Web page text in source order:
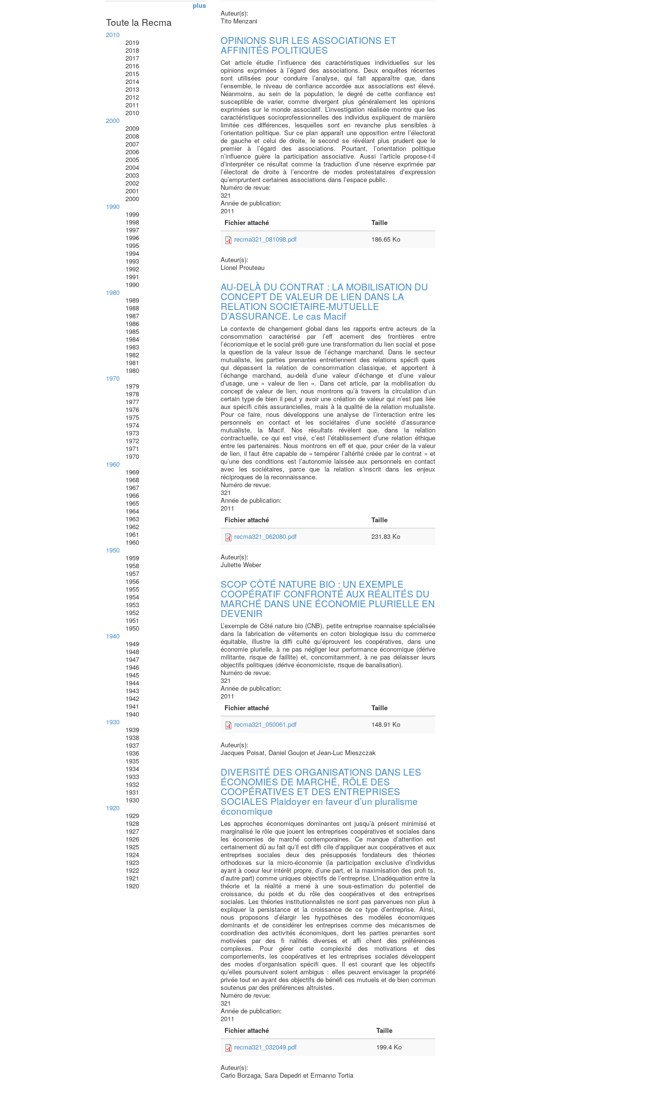
plus
Toute la Recma
2010
2019
2018
2017
2016
2015
2014
2013
2012
2011
2010
2000
2009
2008
2007
2006
2005
2004
2003
2002
2001
2000
1990
1999
1998
1997
1996
1995
1994
1993
1992
1991
1990
1980
1989
1988
1987
1986
1985
1984
1983
1982
1981
1980
1970
1979
1978
1977
1976
1975
1974
1973
1972
1971
1970
1960
1969
1968
1967
1966
1965
1964
1963
1962
1961
1960
1950
1959
1958
1957
1956
1955
1954
1953
1952
1951
1950
1940
1949
1948
1947
1946
1945
1944
1943
1942
1941
1940
1930
1939
1938
1937
1936
1935
1934
1933
1932
1931
1930
1920
1929
1928
1927
1926
1925
1924
1923
1922
1921
1920
Auteur(s):
Tito Menzani
OPINIONS SUR LES ASSOCIATIONS ET
AFFINITÉS POLITIQUES
Cet article étudie l’influence des caractéristiques individuelles sur les
opinions exprimées à l’égard des associations. Deux enquêtes récentes
sont utilisées pour conduire l’analyse, qui fait apparaître que, dans
l’ensemble, le niveau de confiance accordée aux associations est élevé.
Néanmoins, au sein de la population, le degré de cette confiance est
susceptible de varier, comme divergent plus généralement les opinions
exprimées sur le monde associatif. L’investigation réalisée montre que les
caractéristiques socioprofessionnelles des individus expliquent de manière
limitée ces différences, lesquelles sont en revanche plus sensibles à
l’orientation politique. Sur ce plan apparaît une opposition entre l’électorat
de gauche et celui de droite, le second se révélant plus prudent que le
premier à l’égard des associations. Pourtant, l’orientation politique
n’influence guère la participation associative. Aussi l’article propose-t-il
d’interpréter ce résultat comme la traduction d’une réserve exprimée par
l’électorat de droite à l’encontre de modes protestataires d’expression
qu’empruntent certaines associations dans l’espace public.
Numéro de revue:
321
Année de publication:
2011
Fichier attaché
Taille
recma321_081098.pdf
186.65 Ko
Auteur(s):
Lionel Prouteau
AU-DELÀ DU CONTRAT : LA MOBILISATION DU
CONCEPT DE VALEUR DE LIEN DANS LA
RELATION SOCIÉTAIRE-MUTUELLE
D’ASSURANCE. Le cas Macif
Le contexte de changement global dans les rapports entre acteurs de la
consommation caractérisé par l’eff acement des frontières entre
l’économique et le social préfi gure une transformation du lien social et pose
la question de la valeur issue de l’échange marchand. Dans le secteur
mutualiste, les parties prenantes entretiennent des relations spécifi ques
qui dépassent la relation de consommation classique, et apportent à
l’échange marchand, au-delà d’une valeur d’échange et d’une valeur
d’usage, une « valeur de lien ». Dans cet article, par la mobilisation du
concept de valeur de lien, nous montrons qu’à travers la circulation d’un
certain type de bien il peut y avoir une création de valeur qui n’est pas liée
aux spécifi cités assurancielles, mais à la qualité de la relation mutualiste.
Pour ce faire, nous développons une analyse de l’interaction entre les
personnels en contact et les sociétaires d’une société d’assurance
mutualiste, la Macif. Nos résultats révèlent que, dans la relation
contractuelle, ce qui est visé, c’est l’établissement d’une relation éthique
entre les partenaires. Nous montrons en eff et que, pour créer de la valeur
de lien, il faut être capable de « tempérer l’altérité créée par le contrat » et
qu’une des conditions est l’autonomie laissée aux personnels en contact
avec les sociétaires, parce que la relation s’inscrit dans les enjeux
réciproques de la reconnaissance.
Numéro de revue:
321
Année de publication:
2011
Fichier attaché
Taille
recma321_062080.pdf
231.83 Ko
Auteur(s):
Juliette Weber
SCOP CÔTÉ NATURE BIO : UN EXEMPLE
COOPÉRATIF CONFRONTÉ AUX RÉALITÉS DU
MARCHÉ DANS UNE ÉCONOMIE PLURIELLE EN
DEVENIR
L’exemple de Côté nature bio (CNB), petite entreprise roannaise spécialisée
dans la fabrication de vêtements en coton biologique issu du commerce
équitable, illustre la diffi culté qu’éprouvent les coopératives, dans une
économie plurielle, à ne pas négliger leur performance économique (dérive
militante, risque de faillite) et, concomitamment, à ne pas délaisser leurs
objectifs politiques (dérive économiciste, risque de banalisation).
Numéro de revue:
321
Année de publication:
2011
Fichier attaché
Taille
recma321_050061.pdf
148.91 Ko
Auteur(s):
Jacques Poisat, Daniel Goujon et Jean-Luc Mieszczak
DIVERSITÉ DES ORGANISATIONS DANS LES
ÉCONOMIES DE MARCHÉ, RÔLE DES
COOPÉRATIVES ET DES ENTREPRISES
SOCIALES Plaidoyer en faveur d’un pluralisme
économique
Les approches économiques dominantes ont jusqu’à présent minimisé et
marginalisé le rôle que jouent les entreprises coopératives et sociales dans
les économies de marché contemporaines. Ce manque d’attention est
certainement dû au fait qu’il est diffi cile d’appliquer aux coopératives et aux
entreprises sociales deux des présupposés fondateurs des théories
orthodoxes sur la micro-économie (la participation exclusive d’individus
ayant à coeur leur intérêt propre, d’une part, et la maximisation des profi ts,
d’autre part) comme uniques objectifs de l’entreprise. L’inadéquation entre la
théorie et la réalité a mené à une sous-estimation du potentiel de
croissance, du poids et du rôle des coopératives et des entreprises
sociales. Les théories institutionnalistes ne sont pas parvenues non plus à
expliquer la persistance et la croissance de ce type d’entreprise. Ainsi,
nous proposons d’élargir les hypothèses des modèles économiques
dominants et de considérer les entreprises comme des mécanismes de
coordination des activités économiques, dont les parties prenantes sont
motivées par des fi nalités diverses et affi chent des préférences
complexes. Pour gérer cette complexité des motivations et des
comportements, les coopératives et les entreprises sociales développent
des modes d’organisation spécifi ques. Il est courant que les objectifs
qu’elles poursuivent soient ambigus : elles peuvent envisager la propriété
privée tout en ayant des objectifs de bénéfi ces mutuels et de bien commun
soutenus par des préférences altruistes.
Numéro de revue:
321
Année de publication:
2011
Fichier attaché
Taille
recma321_032049.pdf
199.4 Ko
Auteur(s):
Carlo Borzaga, Sara Depedri et Ermanno Tortia